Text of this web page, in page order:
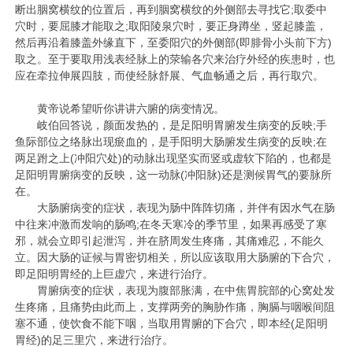
断出胭窝横纹的位置后，再到胭窝横纹的外侧部去寻找它;取委中
穴时，要屈膝才能取之;取阳陵泉穴时，要正身蹲坐，竖起膝盖，
然后再沿着膝盖外缘直下，至委阳穴的外侧部(即腓骨小头前下方)
取之。至于要取用浅表经脉上的荥输各穴来治疗外经的疾患时，也
应在牵拉伸展四肢，而使经脉舒展、气血畅通之后，再行取穴。
黄帝说希望听你讲讲六腑的病变情况。
岐伯回答说，颜面发热的，是足阳明胃腑发生病变的反映;手
鱼际部位之络脉出现瘀血的，是手阳明大肠腑发生病变的反映;在
两足跗之上(冲阳穴处)的动脉出现坚实而竖或虚软下陷的，也都是
足阳明胃腑病变的反映，这一动脉(冲阳脉)还是测候胃气的要脉所
在。
大肠腑病变的症状，表现为肠中阵阵切痛，并伴有因水气在肠
中往来冲激而发响的肠鸣;在冬天寒冷的季节里，如果再感受了寒
邪，就会立即引起泄泻，并在脐周发生疼痛，其痛难忍，不能久
立。因大肠的证候与胃密切相关，所以应该取用大肠腑的下合穴，
即足阳明胃经的 上巨虚穴，来进行治疗。
胃腑病变的症状，表现为腹部胀满，在中焦胃脘部的心窝处发
生疼痛，且痛势由此而上，支撑两旁的胸胁作痛，胸膈与咽喉间阻
塞不通，使饮食不能下咽，当取用胃腑的下合穴，即本经(足阳明
胃经)的足三里穴，来进行治疗。